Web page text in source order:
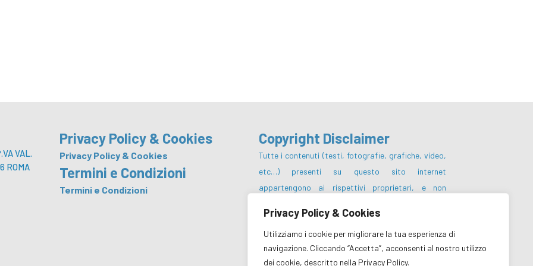
Privacy Policy & Cookies
Utilizziamo i cookie per migliorare la tua esperienza di
navigazione. Cliccando “Accetta”, acconsenti al nostro utilizzo
dei cookie, descritto nella Privacy Policy.
VAL.
ROMA
Privacy Policy & Cookies
Privacy Policy & Cookies
Termini e Condizioni
Termini e Condizioni
Copyright Disclaimer
Tutte i contenuti (testi, fotografie, grafiche, video,
etc…) presenti su questo sito internet
appartengono ai rispettivi proprietari, e non
commercializzati, distribuiti, radio o videotrasmessi
da parte degli utenti e dei terzi in genere, in alcun
modo e sotto qualsiasi forma salvo preventiva